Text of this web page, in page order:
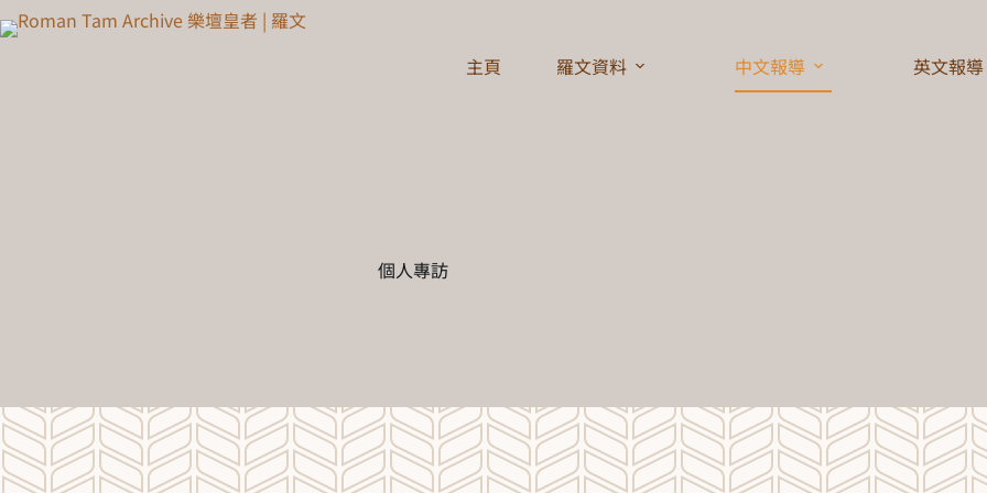
主頁 羅文資料 中文報導 英文報導
個人專訪